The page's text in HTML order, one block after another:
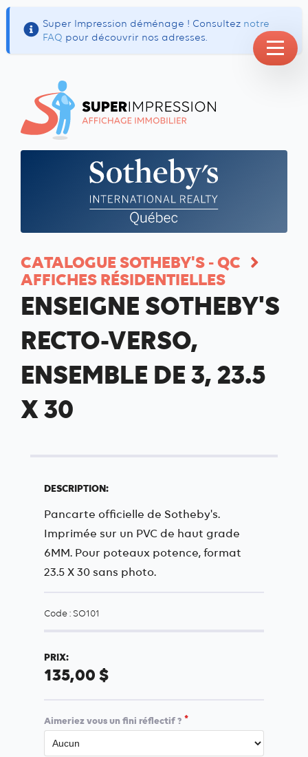
Super Impression déménage ! Consultez notre
FAQ pour découvrir nos adresses.
CATALOGUE SOTHEBY'S - QC
AFFICHES RÉSIDENTIELLES
ENSEIGNE SOTHEBY'S
RECTO-VERSO,
ENSEMBLE DE 3, 23.5
X 30
DESCRIPTION:
Pancarte officielle de Sotheby's.
Imprimée sur un PVC de haut grade
6MM. Pour poteaux potence, format
23.5 X 30 sans photo.
Code : SO101
PRIX:
135,00 $
Aimeriez vous un fini réflectif ?